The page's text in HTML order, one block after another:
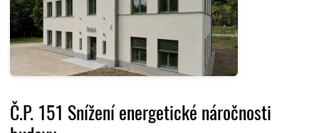
Č.P. 151 Snížení energetické náročnosti